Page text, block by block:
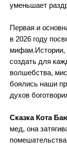
уменьшает
Первая и
в 2026 году
мифам.Истории,
создать для
волшебства,
боялись наши
духов
Сказка Кота
мед, она